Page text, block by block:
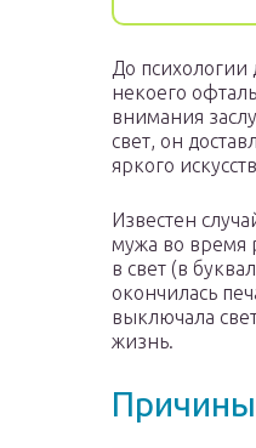
До психологии
некоего
внимания
свет, он
яркого
Известен
мужа во время
в свет (в
окончилась
выключала
жизнь.
Причины